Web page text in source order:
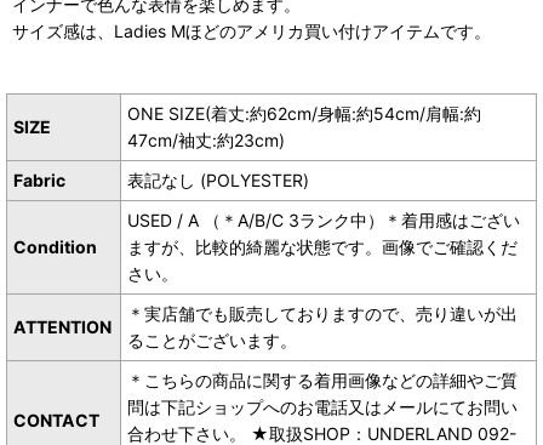
サイズ感は、Ladies Mほどのアメリカ買い付けアイテムです。
SIZE
ONE SIZE(着丈:約62cm/身幅:約54cm/肩幅:約
47cm/袖丈:約23cm)
Fabric
表記なし (POLYESTER)
Condition
USED / A （＊A/B/C 3ランク中）＊着用感はござい
ますが、比較的綺麗な状態です。画像でご確認くだ
さい。
ATTENTION
＊実店舗でも販売しておりますので、売り違いが出
ることがございます。
CONTACT
＊こちらの商品に関する着用画像などの詳細やご質
問は下記ショップへのお電話又はメールにてお問い
合わせ下さい。 ★取扱SHOP：UNDERLAND 092-